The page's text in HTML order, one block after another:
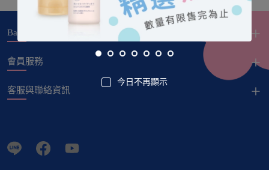
Baby City
會員服務
客服與聯絡資訊
今日不再顯示